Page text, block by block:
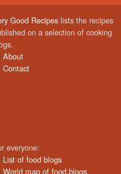
Good Recipes lists the recipes
on a selection of cooking
About
Contact
everyone:
List of food blogs
World map of food blogs